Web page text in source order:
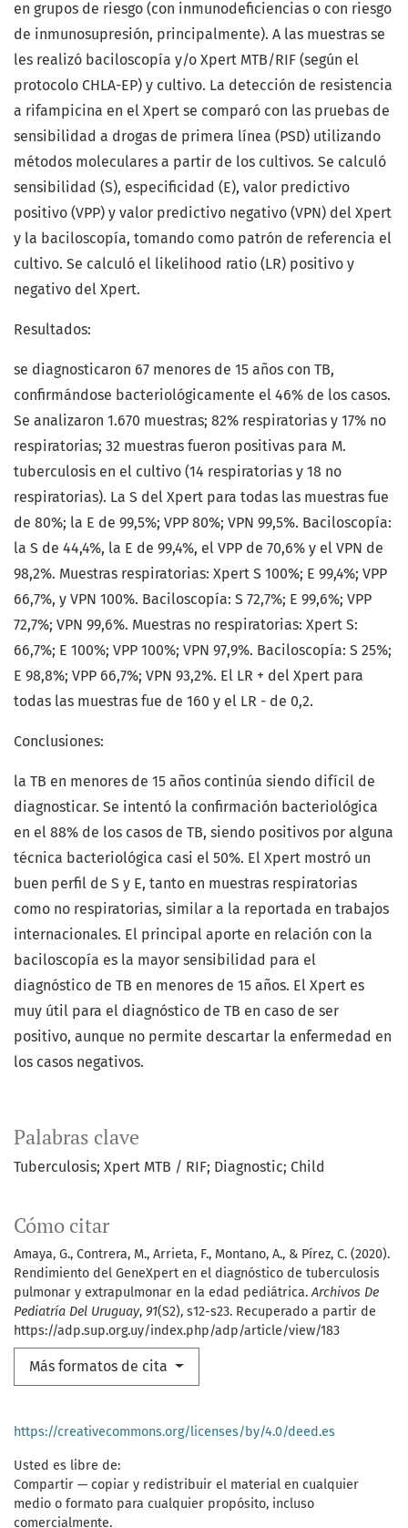
Palabras clave
Tuberculosis; Xpert MTB / RIF; Diagnostic; Child
Cómo citar
Amaya, G., Contrera, M., Arrieta, F., Montano, A., & Pírez, C. (2020).
Rendimiento del GeneXpert en el diagnóstico de tuberculosis
pulmonar y extrapulmonar en la edad pediátrica.Archivos De
Pediatría Del Uruguay, 91(S2), s12-s23. Recuperado a partir de
https://adp.sup.org.uy/index.php/adp/article/view/183
Más formatos de cita
en grupos de riesgo (con inmunodeficiencias o con riesgo
de inmunosupresión, principalmente). A las muestras se
les realizó baciloscopía y/o Xpert MTB/RIF (según el
protocolo CHLA-EP) y cultivo. La detección de resistencia
a rifampicina en el Xpert se comparó con las pruebas de
sensibilidad a drogas de primera línea (PSD) utilizando
métodos moleculares a partir de los cultivos. Se calculó
sensibilidad (S), especificidad (E), valor predictivo
positivo (VPP) y valor predictivo negativo (VPN) del Xpert
y la baciloscopía, tomando como patrón de referencia el
cultivo. Se calculó el likelihood ratio (LR) positivo y
negativo del Xpert.
Resultados:
se diagnosticaron 67 menores de 15 años con TB,
confirmándose bacteriológicamente el 46% de los casos.
Se analizaron 1.670 muestras; 82% respiratorias y 17% no
respiratorias; 32 muestras fueron positivas para M.
tuberculosis en el cultivo (14 respiratorias y 18 no
respiratorias). La S del Xpert para todas las muestras fue
de 80%; la E de 99,5%; VPP 80%; VPN 99,5%. Baciloscopía:
la S de 44,4%, la E de 99,4%, el VPP de 70,6% y el VPN de
98,2%. Muestras respiratorias: Xpert S 100%; E 99,4%; VPP
66,7%, y VPN 100%. Baciloscopía: S 72,7%; E 99,6%; VPP
72,7%; VPN 99,6%. Muestras no respiratorias: Xpert S:
66,7%; E 100%; VPP 100%; VPN 97,9%. Baciloscopía: S 25%;
E 98,8%; VPP 66,7%; VPN 93,2%. El LR + del Xpert para
todas las muestras fue de 160 y el LR - de 0,2.
Conclusiones:
la TB en menores de 15 años continúa siendo difícil de
diagnosticar. Se intentó la confirmación bacteriológica
en el 88% de los casos de TB, siendo positivos por alguna
técnica bacteriológica casi el 50%. El Xpert mostró un
buen perfil de S y E, tanto en muestras respiratorias
como no respiratorias, similar a la reportada en trabajos
internacionales. El principal aporte en relación con la
baciloscopía es la mayor sensibilidad para el
diagnóstico de TB en menores de 15 años. El Xpert es
muy útil para el diagnóstico de TB en caso de ser
positivo, aunque no permite descartar la enfermedad en
los casos negativos.
https://creativecommons.org/licenses/by/4.0/deed.es
Usted es libre de:
Compartir — copiar y redistribuir el material en cualquier
medio o formato para cualquier propósito, incluso
comercialmente.